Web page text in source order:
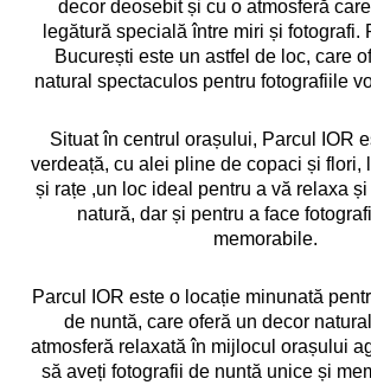
decor deosebit și cu o atmosferă
legătură specială între miri și fotografi.
București este un astfel de loc, care
natural spectaculos pentru fotografiile
Situat în centrul orașului, Parcul IOR
verdeață, cu alei pline de copaci și flori,
și rațe ,un loc ideal pentru a vă relaxa
natură, dar și pentru a face
memorabile.
Parcul IOR este o locație minunată
de nuntă, care oferă un decor
atmosferă relaxată în mijlocul orașului
să aveți fotografii de nuntă unice și